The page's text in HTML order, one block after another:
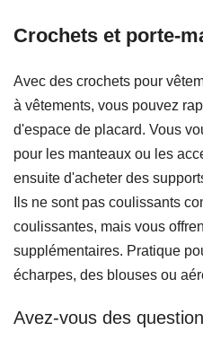
Crochets et porte-
Avec des crochets pour
à vêtements, vous pouvez
d'espace de placard. Vous
pour les manteaux ou les
ensuite d'acheter des
Ils ne sont pas coulissants
coulissantes, mais vous
supplémentaires. Pratique
écharpes, des blouses ou
Avez-vous des